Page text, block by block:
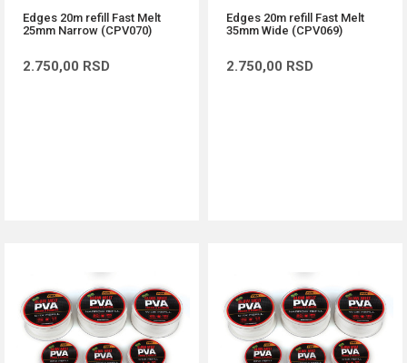
Edges 20m refill Fast Melt
25mm Narrow (CPV070)
2.750,00 RSD
Edges 20m refill Fast Melt
35mm Wide (CPV069)
2.750,00 RSD